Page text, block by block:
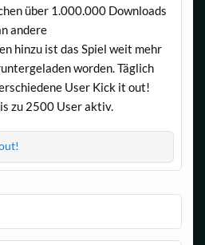
über 1.000.000 Downloads
andere
hinzu ist das Spiel weit mehr
worden. Täglich
User Kick it out!
zu 2500 User aktiv.